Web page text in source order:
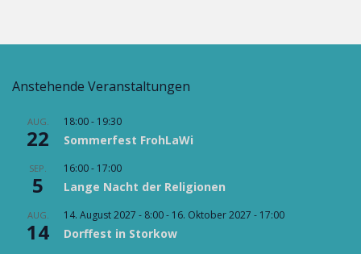
Anstehende Veranstaltungen
AUG.
22
18:00- 19:30
Sommerfest FrohLaWi
SEP.
5
16:00- 17:00
Lange Nacht der Religionen
AUG.
14
14. August 2027 - 8:00- 16. Oktober 2027 - 17:00
Dorffest in Storkow